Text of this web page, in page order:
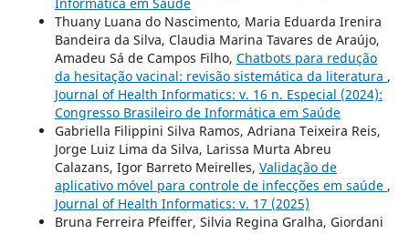
Thuany Luana do Nascimento, Maria Eduarda Irenira
Bandeira da Silva, Claudia Marina Tavares de Araújo,
Amadeu Sá de Campos Filho, Chatbots para redução
da hesitação vacinal: revisão sistemática da literatura ,
Journal of Health Informatics: v. 16 n. Especial (2024):
Congresso Brasileiro de Informática em Saúde
Gabriella Filippini Silva Ramos, Adriana Teixeira Reis,
Jorge Luiz Lima da Silva, Larissa Murta Abreu
Calazans, Igor Barreto Meirelles, Validação de
aplicativo móvel para controle de infecções em saúde ,
Journal of Health Informatics: v. 17 (2025)
Bruna Ferreira Pfeiffer, Silvia Regina Gralha, Giordani